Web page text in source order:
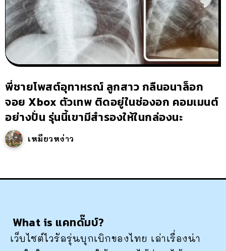
พี่ชายโพสต์อุทาหรณ์ ลูกสาว กลืนอนาล็อก
จอย Xbox ตัวเทพ ติดอยู่ในช่องอก คอมเมนต์
อย่างปั่น รุ่นนี้เขามีสำรองให้ในกล่องนะ
เหมียวหง่าว
What is แคทดั๊มบ์?
เว็บไซต์ไวรัลรุ่นบุกเบิกของไทย เล่าเรื่องน่า